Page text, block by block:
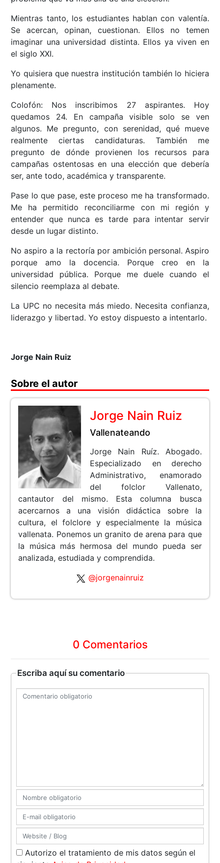
Mientras tanto, los estudiantes hablan con valentía.
Se acercan, opinan, cuestionan. Ellos no temen
imaginar una universidad distinta. Ellos ya viven en
el siglo XXI.
Yo quisiera que nuestra institución también lo hiciera
plenamente.
Colofón: Nos inscribimos 27 aspirantes. Hoy
quedamos 24. En campaña visible solo se ven
algunos. Me pregunto, con serenidad, qué mueve
realmente ciertas candidaturas. También me
pregunto de dónde provienen los recursos para
campañas ostentosas en una elección que debería
ser, ante todo, académica y transparente.
Pase lo que pase, este proceso me ha transformado.
Me ha permitido reconciliarme con mi región y
entender que nunca es tarde para intentar servir
desde un lugar distinto.
No aspiro a la rectoría por ambición personal. Aspiro
porque amo la docencia. Porque creo en la
universidad pública. Porque me duele cuando el
silencio reemplaza al debate.
La UPC no necesita más miedo. Necesita confianza,
liderazgo y libertad. Yo estoy dispuesto a intentarlo.
Jorge Nain Ruiz
Sobre el autor
Jorge Nain Ruiz
Vallenateando
Jorge Nain Ruíz. Abogado.
Especializado en derecho
Administrativo, enamorado
del folclor Vallenato,
cantautor del mismo. Esta columna busca
acercarnos a una visión didáctica sobre la
cultura, el folclore y especialmente la música
vallenata. Ponemos un granito de arena para que
la música más hermosa del mundo pueda ser
analizada, estudiada y comprendida.
@jorgenainruiz
0 Comentarios
Escriba aquí su comentario
Autorizo el tratamiento de mis datos según el